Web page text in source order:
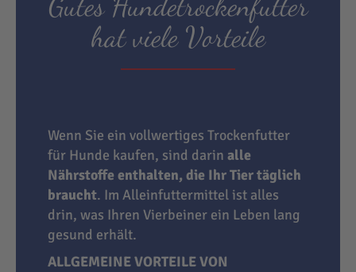
hat viele Vorteile
Wenn Sie ein vollwertiges Trockenfutter
für Hunde kaufen, sind darin alle
Nährstoffe enthalten, die Ihr Tier täglich
braucht. Im Alleinfuttermittel ist alles
drin, was Ihren Vierbeiner ein Leben lang
gesund erhält.
ALLGEMEINE VORTEILE VON